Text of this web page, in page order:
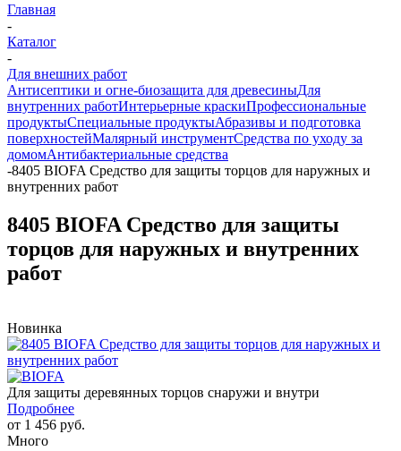
Главная
-
Каталог
-
Для внешних работ
Антисептики и огне-биозащита для древесиныДля
внутренних работИнтерьерные краскиПрофессиональные
продуктыСпециальные продуктыАбразивы и подготовка
поверхностейМалярный инструментСредства по уходу за
домомАнтибактериальные средства
-8405 BIOFA Средство для защиты торцов для наружных и
внутренних работ
8405 BIOFA Средство для защиты
торцов для наружных и внутренних
работ
Новинка
Для защиты деревянных торцов снаружи и внутри
Подробнее
от 1 456 руб.
Много